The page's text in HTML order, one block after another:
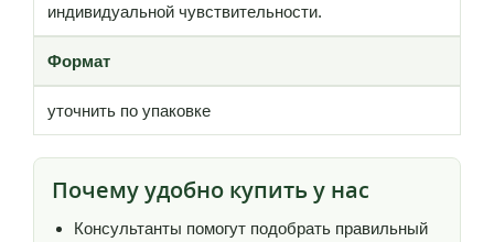
индивидуальной чувствительности.
Формат
уточнить по упаковке
Почему удобно купить у нас
Консультанты помогут подобрать правильный